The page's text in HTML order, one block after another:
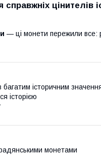
цінителів
— ці монети пережили все:
історичним
історією
монетами